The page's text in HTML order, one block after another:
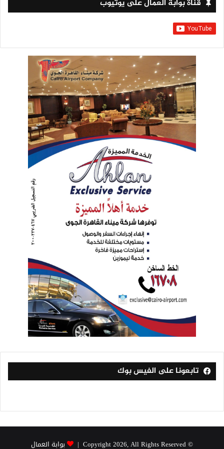
قناة بوابة العمال على يوتيوب
تابعونا على الفيس بوك
© Copyright 2026, All Rights Reserved | بوابة العمال